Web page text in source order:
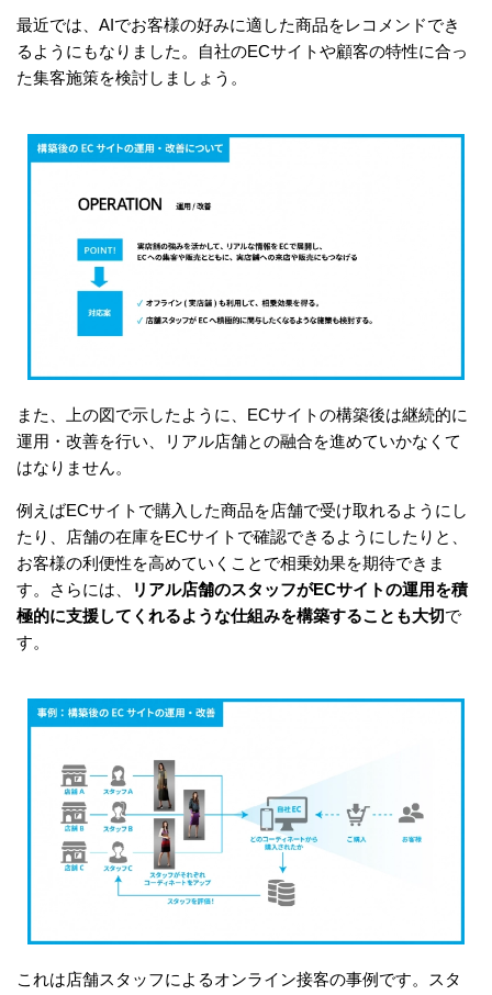
最近では、AIでお客様の好みに適した商品をレコメンドでき
るようにもなりました。自社のECサイトや顧客の特性に合っ
た集客施策を検討しましょう。
また、上の図で示したように、ECサイトの構築後は継続的に
運用・改善を行い、リアル店舗との融合を進めていかなくて
はなりません。
例えばECサイトで購入した商品を店舗で受け取れるようにし
たり、店舗の在庫をECサイトで確認できるようにしたりと、
お客様の利便性を高めていくことで相乗効果を期待できま
す。さらには、
リアル店舗のスタッフがECサイトの運用を積
極的に支援してくれるような仕組みを構築することも大切で
す。
これは店舗スタッフによるオンライン接客の事例です。スタ